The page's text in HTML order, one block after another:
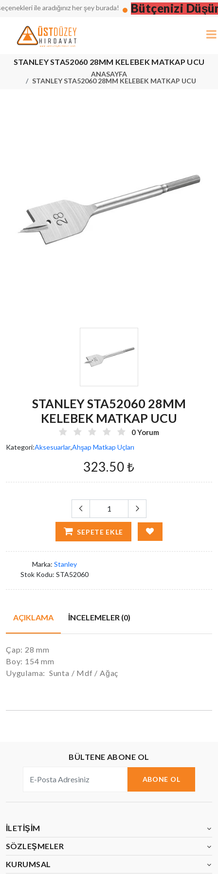
ile aradığınız her şey burada! Bütçenizi
STANLEY STA52060 28MM KELEBEK MATKAP UCU
ANASAYFA
STANLEY STA52060 28MM KELEBEK MATKAP UCU
STANLEY STA52060 28MM
KELEBEK MATKAP UCU
0 Yorum
Kategori:Aksesuarlar,Ahşap Matkap Uçları
323.50 ₺
SEPETE EKLE
Marka: Stanley
Stok Kodu: STA52060
AÇIKLAMA İNCELEMELER (0)
Çap: 28 mm
Boy: 154 mm
Uygulama: Sunta / Mdf / Ağaç
BÜLTENE ABONE OL
ABONE OL
İLETIŞIM
SÖZLEŞMELER
KURUMSAL